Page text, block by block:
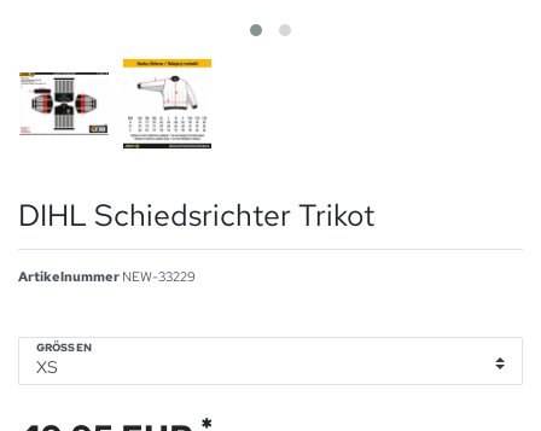
DIHL Schiedsrichter Trikot
Artikelnummer NEW-33229
GRÖSSEN